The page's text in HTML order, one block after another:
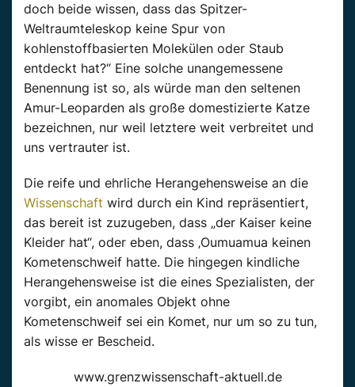
doch beide wissen, dass das Spitzer-
Weltraumteleskop keine Spur von
kohlenstoffbasierten Molekülen oder Staub
entdeckt hat?“ Eine solche unangemessene
Benennung ist so, als würde man den seltenen
Amur-Leoparden als große domestizierte Katze
bezeichnen, nur weil letztere weit verbreitet und
uns vertrauter ist.
Die reife und ehrliche Herangehensweise an die
Wissenschaft wird durch ein Kind repräsentiert,
das bereit ist zuzugeben, dass „der Kaiser keine
Kleider hat“, oder eben, dass ‚Oumuamua keinen
Kometenschweif hatte. Die hingegen kindliche
Herangehensweise ist die eines Spezialisten, der
vorgibt, ein anomales Objekt ohne
Kometenschweif sei ein Komet, nur um so zu tun,
als wisse er Bescheid.
www.grenzwissenschaft-aktuell.de